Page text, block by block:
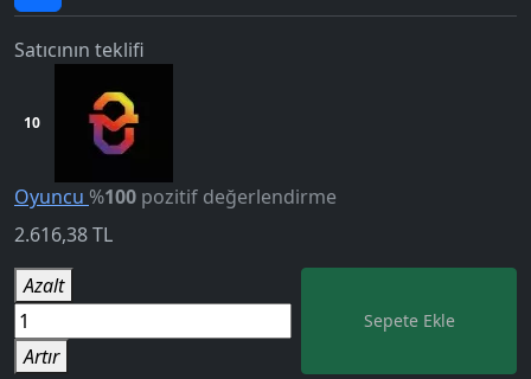
Satıcının teklifi
10
Oyuncu %100 pozitif değerlendirme
2.616,38TL
Azalt
Artır
Sepete Ekle